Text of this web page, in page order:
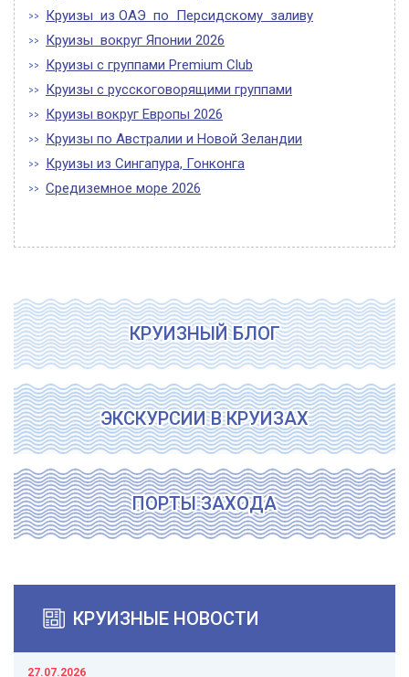
Круизы из ОАЭ по Персидскому заливу
Круизы вокруг Японии 2026
Круизы с группами Premium Club
Круизы с русскоговорящими группами
Круизы вокруг Европы 2026
Круизы по Австралии и Новой Зеландии
Круизы из Сингапура, Гонконга
Средиземное море 2026
КРУИЗНЫЙ БЛОГ
ЭКСКУРСИИ В КРУИЗАХ
ПОРТЫ ЗАХОДА
КРУИЗНЫЕ НОВОСТИ
27.07.2026